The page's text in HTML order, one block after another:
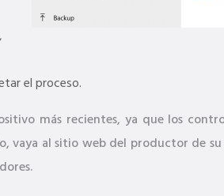
el proceso.
más recientes, ya que los
vaya al sitio web del productor de